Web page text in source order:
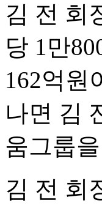
김 전 회
당 1만
162억원
나면 김
움그룹
김 전 회